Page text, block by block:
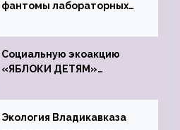
фантомы лабораторных
Социальную экоакцию
«ЯБЛОКИ ДЕТЯМ»
Экология Владикавказа